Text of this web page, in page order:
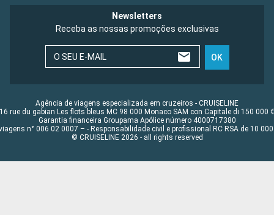
Newsletters
Receba as nossas promoções exclusivas
O SEU E-MAIL OK
Agência de viagens especializada em cruzeiros - CRUISELINE
16 rue du gabian Les flots bleus MC 98 000 Monaco SAM con Capitale di 150 000 €
Garantia financeira Groupama Apólice número 4000717380
n° 006 02 0007 – - Responsabilidade civil e profissional RC RSA de 10 000
© CRUISELINE 2026 - all rights reserved